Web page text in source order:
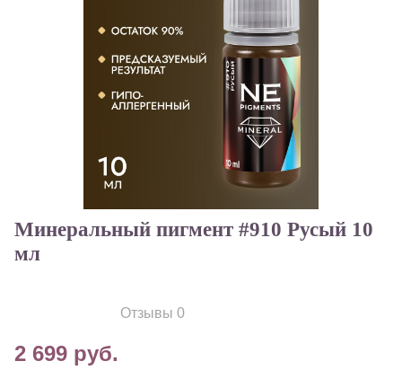
Минеральный пигмент #910 Русый 10
мл
Отзывы 0
2 699 руб.